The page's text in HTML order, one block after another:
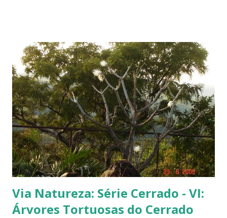
mostrar a polpa. A pele é bem fininha... Cada uma das
frutinhas possui duas sementes, parecendo uma semente dividida.
Duas frutinhas ao lado de um jambo. Essa foto foi feita ontem,
domingo, após a colheita. ----------------------------
Via Natureza: Série Cerrado - VI:
Árvores Tortuosas do Cerrado